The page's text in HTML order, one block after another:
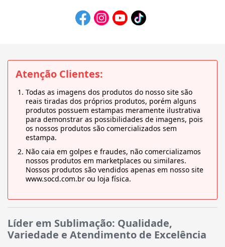
Atenção Clientes:
Todas as imagens dos produtos do nosso site são
reais tiradas dos próprios produtos, porém alguns
produtos possuem estampas meramente ilustrativa
para demonstrar as possibilidades de imagens, pois
os nossos produtos são comercializados sem
estampa.
Não caia em golpes e fraudes, não comercializamos
nossos produtos em marketplaces ou similares.
Nossos produtos são vendidos apenas em nosso site
www.socd.com.br ou loja física.
Líder em Sublimação: Qualidade,
Variedade e Atendimento de Excelência